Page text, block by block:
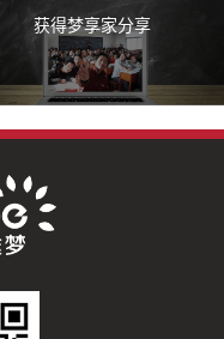
获得梦享家分享